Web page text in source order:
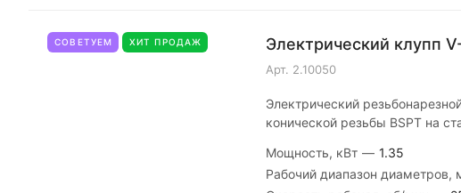
СОВЕТУЕМ ХИТ ПРОДАЖ Электрический клупп
Арт. 2.10050
Электрический
конической резьбы BSPT на
Мощность, кВт — 1.35
Рабочий диапазон